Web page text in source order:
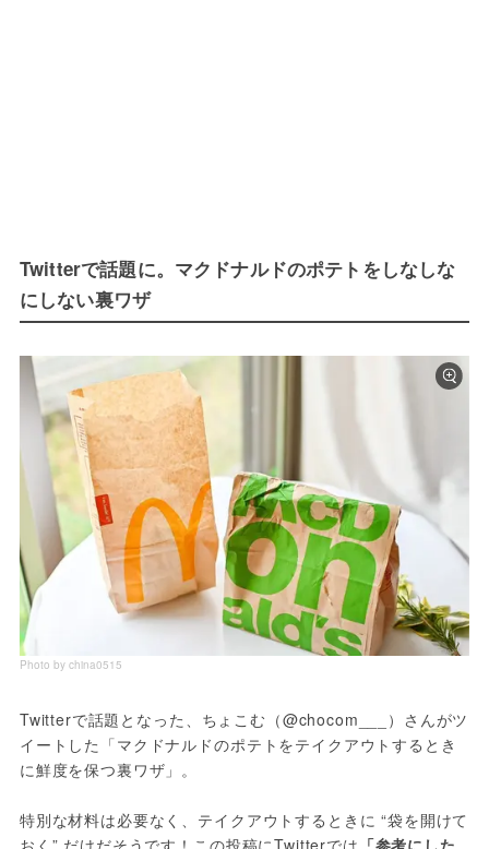
Twitterで話題に。マクドナルドのポテトをしなしな
にしない裏ワザ
Photo by china0515
Twitterで話題となった、ちょこむ（@chocom___）さんがツ
イートした「マクドナルドのポテトをテイクアウトするとき
に鮮度を保つ裏ワザ」。
特別な材料は必要なく、テイクアウトするときに “袋を開けて